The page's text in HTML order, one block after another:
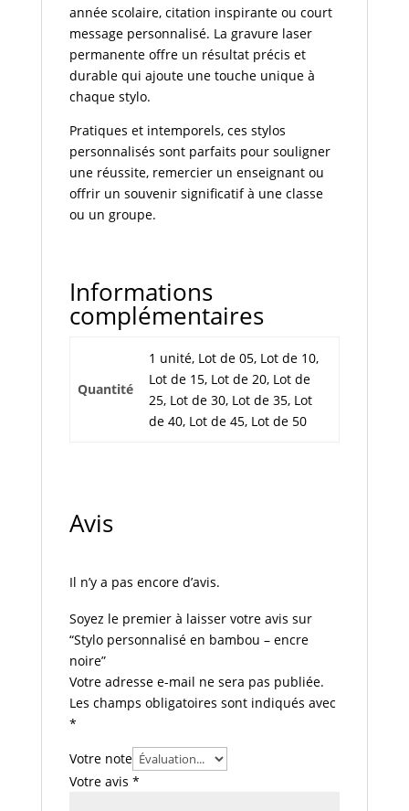
année scolaire, citation inspirante ou court
message personnalisé. La gravure laser
permanente offre un résultat précis et
durable qui ajoute une touche unique à
chaque stylo.
Pratiques et intemporels, ces stylos
personnalisés sont parfaits pour souligner
une réussite, remercier un enseignant ou
offrir un souvenir significatif à une classe
ou un groupe.
Informations
complémentaires
Quantité
1 unité, Lot de 05, Lot de 10,
Lot de 15, Lot de 20, Lot de
25, Lot de 30, Lot de 35, Lot
de 40, Lot de 45, Lot de 50
Avis
Il n’y a pas encore d’avis.
Soyez le premier à laisser votre avis sur
“Stylo personnalisé en bambou – encre
noire”
Votre adresse e-mail ne sera pas publiée.
Les champs obligatoires sont indiqués avec
*
Votre note
Votre avis *